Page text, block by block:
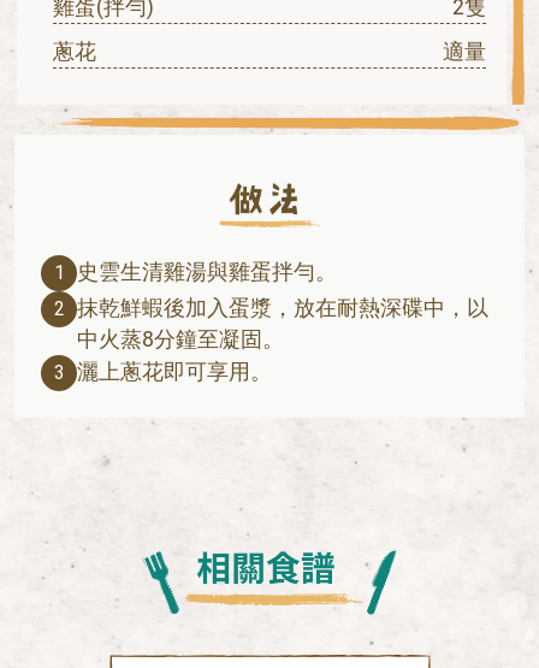
雞蛋(拌勻)
2隻
蔥花
適量
1 史雲生清雞湯與雞蛋拌勻。
2 抹乾鮮蝦後加入蛋漿，放在耐熱深碟中，以
中火蒸8分鐘至凝固。
3 灑上蔥花即可享用。